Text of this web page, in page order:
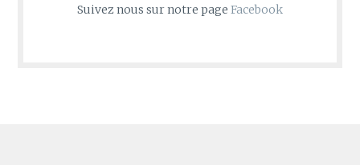
Suivez nous sur notre page Facebook